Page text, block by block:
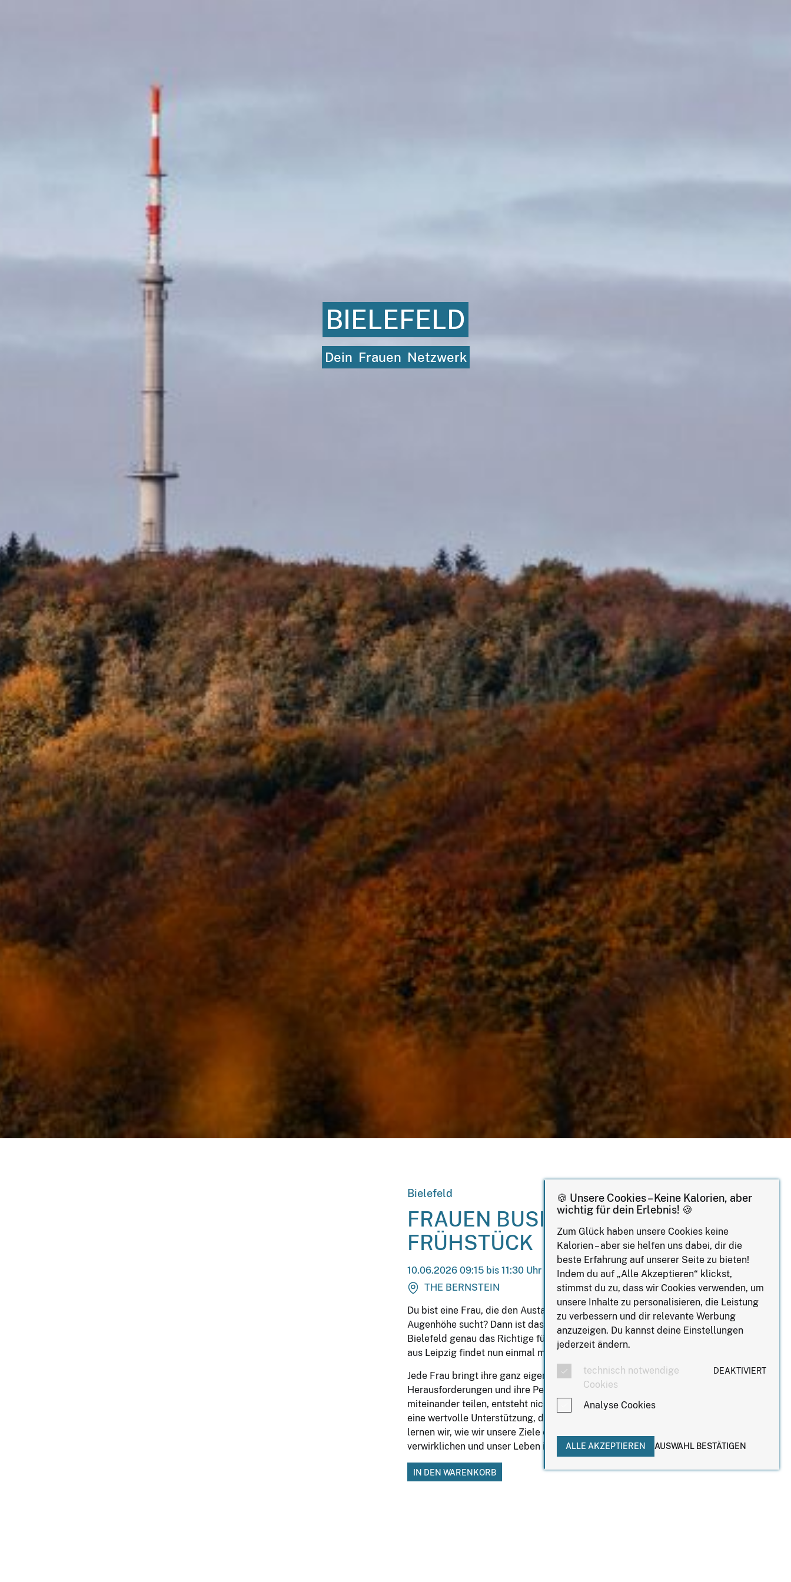
BIELEFELD
Dein Frauen Netzwerk
Bielefeld
FRAUEN BUSINESS
FRÜHSTÜCK
10.06.2026 09:15 bis 11:30 Uhr
THE BERNSTEIN
Du bist eine Frau, die den Austausch mit anderen Frauen auf
Augenhöhe sucht? Dann ist das Business Frauen Frühstück in
Bielefeld genau das Richtige für dich! Das erfolgreiche Format
aus Leipzig findet nun einmal monatlich hier statt.
Jede Frau bringt ihre ganz eigene Geschichte, ihre
Herausforderungen und ihre Perspektiven mit. Indem wir diese
miteinander teilen, entsteht nicht nur Inspiration, sondern auch
eine wertvolle Unterstützung, die uns weiterbringt. Gemeinsam
lernen wir, wie wir unsere Ziele erreichen, unsere Träume
verwirklichen und unser Leben in Balance halten können.
IN DEN WARENKORB
🍪 Unsere Cookies – Keine Kalorien, aber
wichtig für dein Erlebnis! 🍪
Zum Glück haben unsere Cookies keine
Kalorien – aber sie helfen uns dabei, dir die
beste Erfahrung auf unserer Seite zu bieten!
Indem du auf „Alle Akzeptieren“ klickst,
stimmst du zu, dass wir Cookies verwenden, um
unsere Inhalte zu personalisieren, die Leistung
zu verbessern und dir relevante Werbung
anzuzeigen. Du kannst deine Einstellungen
jederzeit ändern.
technisch notwendige
Cookies
DEAKTIVIERT
Analyse Cookies
ALLE AKZEPTIEREN AUSWAHL BESTÄTIGEN